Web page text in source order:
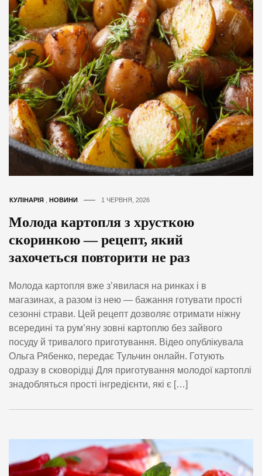
КУЛІНАРІЯ НОВИНИ 1 ЧЕРВНЯ, 2026
Молода картопля з хрусткою
скоринкою — рецепт, який
захочеться повторити не раз
Молода картопля вже з’явилася на ринках і в
магазинах, а разом із нею — бажання готувати прості
сезонні страви. Цей рецепт дозволяє отримати ніжну
всередині та рум’яну зовні картоплю без зайвого
посуду й тривалого приготування. Відео опублікувала
Ольга Рябенко, передає Тульчин онлайн. Готують
одразу в сковорідці Для приготування молодої картоплі
знадобляться прості інгредієнти, які є […]